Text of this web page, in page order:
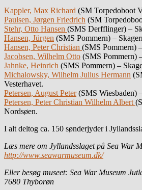
Kappler, Max Richard (SM Torpedoboot
Paulsen, Jørgen Friedrich (SM
Stehr, Otto Hansen (SMS Derfflinger) –
Hansen, Jürgen (SMS Pommern) –
Hansen, Peter Christian (SMS Pommern)
Jacobsen, Wilhelm Otto (SMS Pommern)
Jahnke, Heinrich (SMS Pommern) –
Michalowsky, Wilhelm Julius Hermann
Vesterhavet.
Petersen, August Peter(SMS Wiesbaden)
Petersen, Peter Christian Wilhelm Albert
Nordsøen.
I alt deltog ca. 150 sønderjyder i
Læs mere om Jyllandsslaget på Sea War
http://www.seawarmuseum.dk/
Eller besøg museet: Sea War Museum
7680 Thyborøn